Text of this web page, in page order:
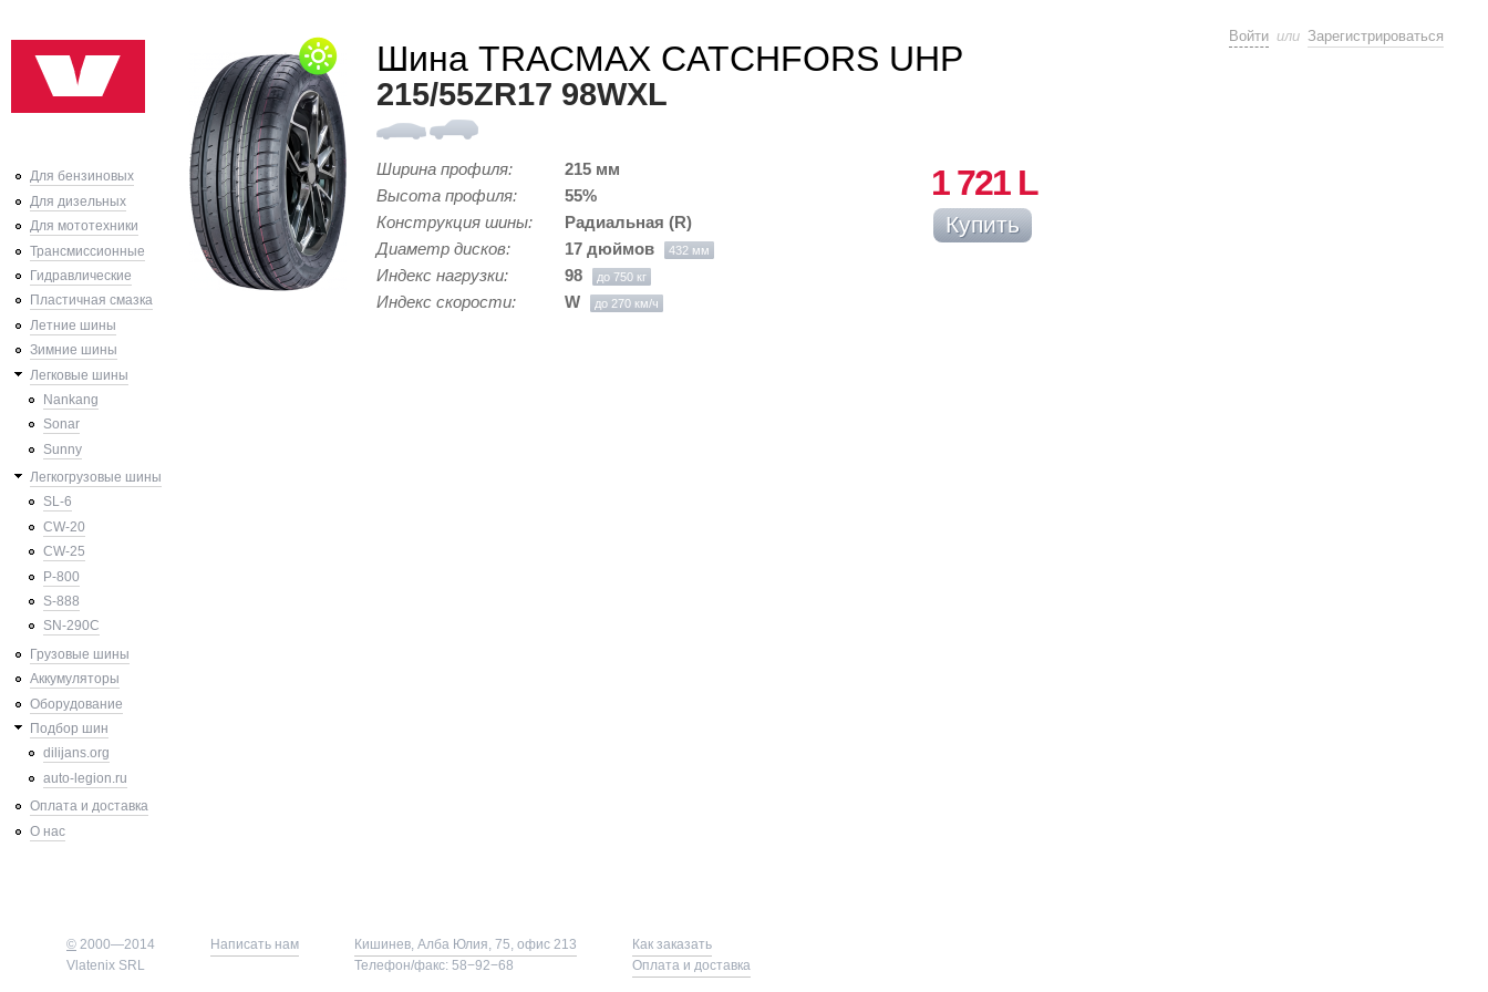
main
Войти или Зарегистрироваться
Для бензиновых
Для дизельных
Для мототехники
Трансмиссионные
Гидравлические
Пластичная смазка
Летние шины
Зимние шины
Легковые шины
Nankang
Sonar
Sunny
Легкогрузовые шины
SL-6
CW-20
CW-25
P-800
S-888
SN-290C
Грузовые шины
Аккумуляторы
Оборудование
Подбор шин
dilijans.org
auto-legion.ru
Оплата и доставка
О нас
Шина TRACMAX CATCHFORS UHP
215/55ZR17 98WXL
1 721 L
Ширина профиля:
215 мм
Высота профиля:
55%
Конструкция шины:
Радиальная (R)
Диаметр дисков:
17 дюймов 432 мм
Индекс нагрузки: 98 до 750 кг
Индекс скорости: W до 270 км/ч
© 2000—2014
Vlatenix SRL
Написать нам
Кишинев, Алба Юлия, 75, офис 213
Телефон/факс: 58−92−68
Как заказать
Оплата и доставка